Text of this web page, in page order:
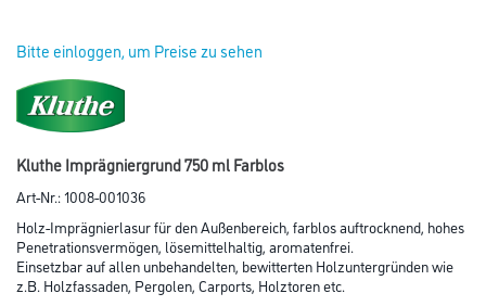
Bitte einloggen, um Preise zu sehen
Kluthe Imprägniergrund 750 ml Farblos
Art-Nr.:1008-001036
Holz-Imprägnierlasur für den Außenbereich, farblos auftrocknend, hohes
Penetrationsvermögen, lösemittelhaltig, aromatenfrei.
Einsetzbar auf allen unbehandelten, bewitterten Holzuntergründen wie
z.B. Holzfassaden, Pergolen, Carports, Holztoren etc.